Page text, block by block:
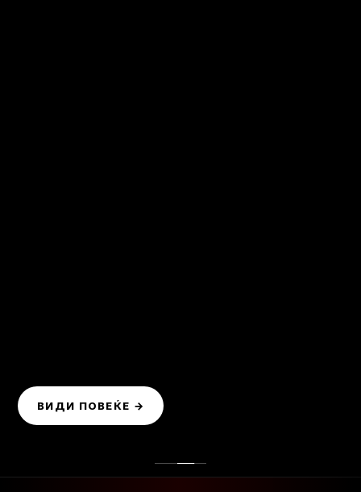
ВИДИ ПОВЕЌЕ →